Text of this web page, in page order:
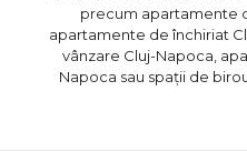
precum apartamente
apartamente de închiriat
vânzare Cluj-Napoca
Napoca sau spații de